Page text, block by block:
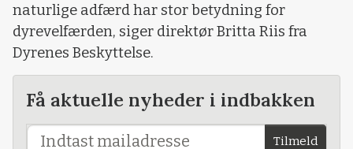
naturlige adfærd har stor betydning for
dyrevelfærden, siger direktør Britta Riis fra
Dyrenes Beskyttelse.
Få aktuelle nyheder i indbakken
Tilmeld